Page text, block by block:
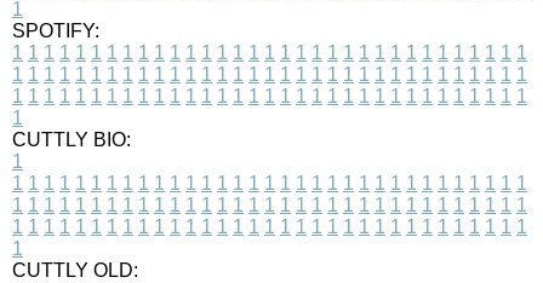
1
SPOTIFY:
1 1 1 1 1 1 1 1 1 1 1 1 1 1 1 1 1 1 1 1 1 1 1 1 1 1 1 1 1 1 1 1 1
1 1 1 1 1 1 1 1 1 1 1 1 1 1 1 1 1 1 1 1 1 1 1 1 1 1 1 1 1 1 1 1 1
1 1 1 1 1 1 1 1 1 1 1 1 1 1 1 1 1 1 1 1 1 1 1 1 1 1 1 1 1 1 1 1 1
1
CUTTLY BIO:
1
1 1 1 1 1 1 1 1 1 1 1 1 1 1 1 1 1 1 1 1 1 1 1 1 1 1 1 1 1 1 1 1 1
1 1 1 1 1 1 1 1 1 1 1 1 1 1 1 1 1 1 1 1 1 1 1 1 1 1 1 1 1 1 1 1 1
1 1 1 1 1 1 1 1 1 1 1 1 1 1 1 1 1 1 1 1 1 1 1 1 1 1 1 1 1 1 1 1 1
1
CUTTLY OLD: